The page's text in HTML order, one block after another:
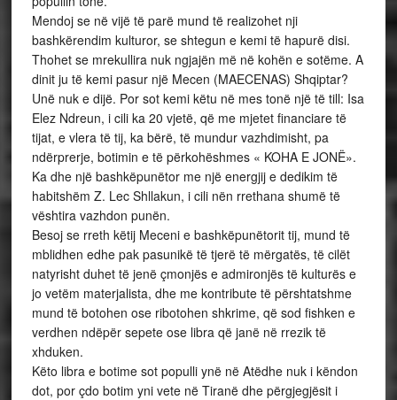
Mendoj se në vijë të parë mund të realizohet nji
bashkërendim kulturor, se shtegun e kemi të hapurë disi.
Thohet se mrekullira nuk ngjajën më në kohën e sotëme. A
dinit ju të kemi pasur një Mecen (MAECENAS) Shqiptar?
Unë nuk e dijë. Por sot kemi këtu në mes tonë një të till: Isa
Elez Ndreun, i cili ka 20 vjetë, që me mjetet financiare të
tijat, e vlera të tij, ka bërë, të mundur vazhdimisht, pa
ndërprerje, botimin e të përkohëshmes « KOHA E JONË».
Ka dhe një bashkëpunëtor me një energjij e dedikim të
habitshëm Z. Lec Shllakun, i cili nën rrethana shumë të
vështira vazhdon punën.
Besoj se rreth këtij Meceni e bashkëpunëtorit tij, mund të
mblidhen edhe pak pasunikë të tjerë të mërgatës, të cilët
natyrisht duhet të jenë çmonjës e admironjës të kulturës e
jo vetëm materjalista, dhe me kontribute të përshtatshme
mund të botohen ose ribotohen shkrime, që sod fishken e
verdhen ndëpër sepete ose libra që janë në rrezik të
xhduken.
Këto libra e botime sot populli ynë në Atëdhe nuk i këndon
dot, por çdo botim yni vete në Tiranë dhe përgjegjësit i